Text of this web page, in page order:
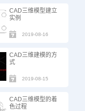
CAD三维模型建立
实例
2019-08-16
CAD三维建模的方
式
2019-08-15
CAD三维模型的着
色过程